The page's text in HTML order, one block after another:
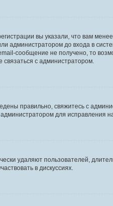
вы указали, что вам
администратором до входа в
сообщение не получено, то
с администратором.
правильно, свяжитесь с
для исправления
удаляют пользователей,
в дискуссиях.